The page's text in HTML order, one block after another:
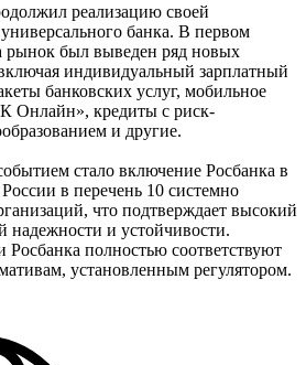
реализацию своей
банка. В первом
рынок был выведен ряд новых
индивидуальный зарплатный
банковских услуг, мобильное
кредиты с риск-
и другие.
стало включение Росбанка в
в перечень 10 системно
что подтверждает высокий
надежности и устойчивости.
Росбанка полностью соответствуют
установленным регулятором.